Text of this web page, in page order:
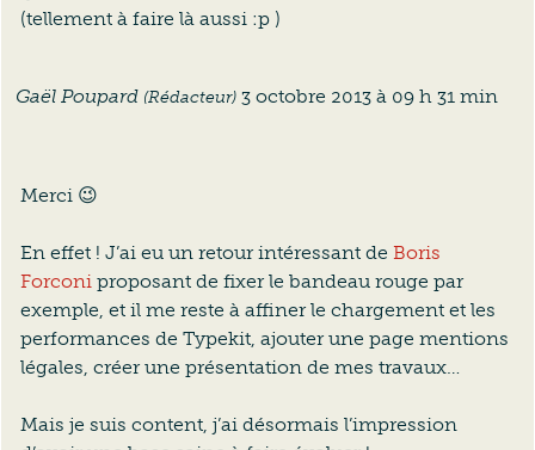
(tellement à faire là aussi :p )
Gaël Poupard (Rédacteur) 3 octobre 2013 à 09 h 31 min
Merci 😉
En effet ! J’ai eu un retour intéressant de Boris
Forconi proposant de fixer le bandeau rouge par
exemple, et il me reste à affiner le chargement et les
performances de Typekit, ajouter une page mentions
légales, créer une présentation de mes travaux…
Mais je suis content, j’ai désormais l’impression